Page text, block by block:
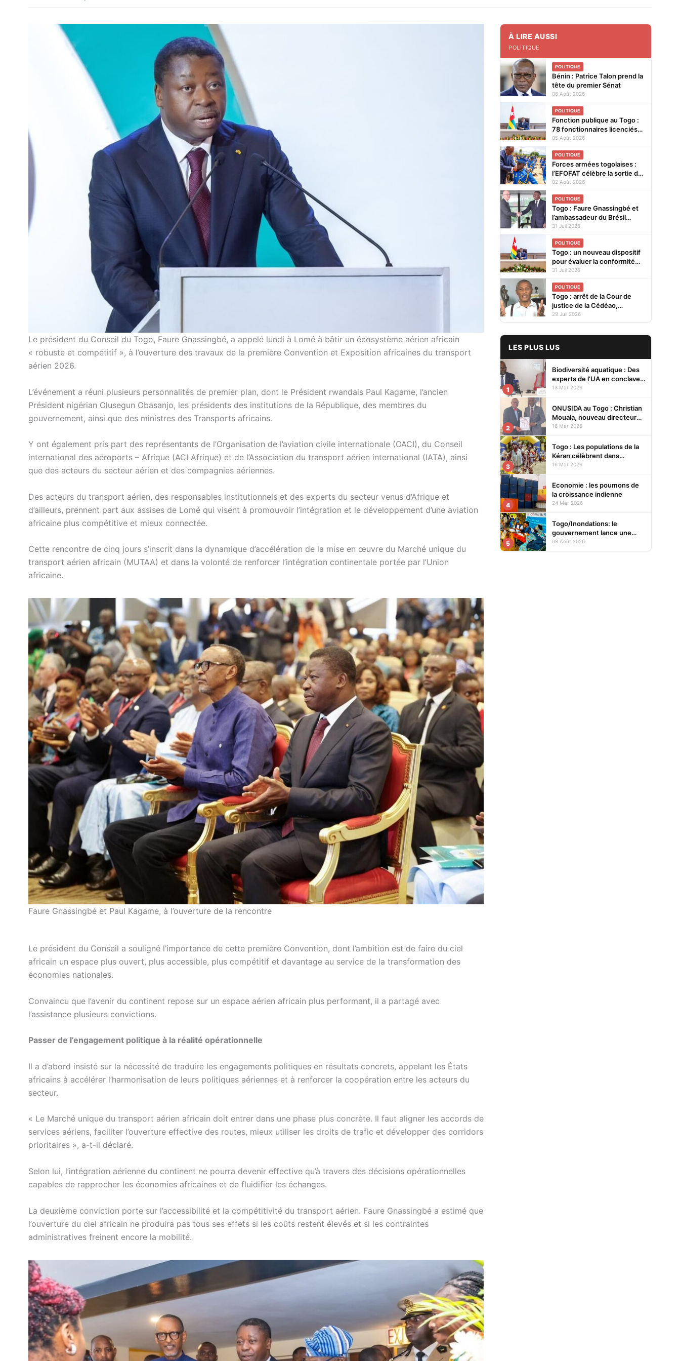
Le président du Conseil du Togo, Faure Gnassingbé, a appelé lundi à Lomé à bâtir un écosystème aérien africain
« robuste et compétitif », à l’ouverture des travaux de la première Convention et Exposition africaines du transport
aérien 2026.
L’événement a réuni plusieurs personnalités de premier plan, dont le Président rwandais Paul Kagame, l’ancien
Président nigérian Olusegun Obasanjo, les présidents des institutions de la République, des membres du
gouvernement, ainsi que des ministres des Transports africains.
Y ont également pris part des représentants de l’Organisation de l’aviation civile internationale (OACI), du Conseil
international des aéroports – Afrique (ACI Afrique) et de l’Association du transport aérien international (IATA), ainsi
que des acteurs du secteur aérien et des compagnies aériennes.
Des acteurs du transport aérien, des responsables institutionnels et des experts du secteur venus d’Afrique et
d’ailleurs, prennent part aux assises de Lomé qui visent à promouvoir l’intégration et le développement d’une aviation
africaine plus compétitive et mieux connectée.
Cette rencontre de cinq jours s’inscrit dans la dynamique d’accélération de la mise en œuvre du Marché unique du
transport aérien africain (MUTAA) et dans la volonté de renforcer l’intégration continentale portée par l’Union
africaine.
Faure Gnassingbé et Paul Kagame, à l’ouverture de la rencontre
Le président du Conseil a souligné l’importance de cette première Convention, dont l’ambition est de faire du ciel
africain un espace plus ouvert, plus accessible, plus compétitif et davantage au service de la transformation des
économies nationales.
Convaincu que l’avenir du continent repose sur un espace aérien africain plus performant, il a partagé avec
l’assistance plusieurs convictions.
Passer de l’engagement politique à la réalité opérationnelle
Il a d’abord insisté sur la nécessité de traduire les engagements politiques en résultats concrets, appelant les États
africains à accélérer l’harmonisation de leurs politiques aériennes et à renforcer la coopération entre les acteurs du
secteur.
« Le Marché unique du transport aérien africain doit entrer dans une phase plus concrète. Il faut aligner les accords de
services aériens, faciliter l’ouverture effective des routes, mieux utiliser les droits de trafic et développer des corridors
prioritaires », a-t-il déclaré.
Selon lui, l’intégration aérienne du continent ne pourra devenir effective qu’à travers des décisions opérationnelles
capables de rapprocher les économies africaines et de fluidifier les échanges.
La deuxième conviction porte sur l’accessibilité et la compétitivité du transport aérien. Faure Gnassingbé a estimé que
l’ouverture du ciel africain ne produira pas tous ses effets si les coûts restent élevés et si les contraintes
administratives freinent encore la mobilité.
À LIRE AUSSI
POLITIQUE
POLITIQUE
Bénin : Patrice Talon prend la
tête du premier Sénat
06 Août 2026
POLITIQUE
Fonction publique au Togo :
78 fonctionnaires licenciés
entre 2025 et 2026
05 Août 2026
POLITIQUE
Forces armées togolaises :
l’EFOFAT célèbre la sortie de
la 29e promotion et le
02 Août 2026
POLITIQUE
Togo : Faure Gnassingbé et
l’ambassadeur du Brésil
explorent de nouvelles pistes
bilatérale
31 Juil 2026
POLITIQUE
Togo : un nouveau dispositif
pour évaluer la conformité
des produits avant leur mise
31 Juil 2026
POLITIQUE
Togo : arrêt de la Cour de
justice de la Cédéao,
l'opposition conteste la
29 Juil 2026
LES PLUS LUS
1
Biodiversité aquatique : Des
experts de l’UA en conclave à
Lomé pour renforcer la
13 Mar 2026
2
ONUSIDA au Togo : Christian
Mouala, nouveau directeur
pays
16 Mar 2026
3
Togo : Les populations de la
Kéran célèbrent dans
l’allégresse Tislim-Difoini,
16 Mar 2026
4
Economie : les poumons de
la croissance indienne
24 Mar 2026
5
Togo/Inondations: le
gouvernement lance une
opération d’assistance aux
08 Août 2026